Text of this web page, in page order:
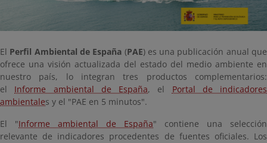
El Perfil Ambiental de España (PAE) es una publicación anual que
ofrece una visión actualizada del estado del medio ambiente en
nuestro país, lo integran tres productos complementarios:
el
Informe ambiental de España, el Portal de indicadores
ambientales y el "PAE en 5 minutos".
El "Informe ambiental de España" contiene una selección
relevante de indicadores procedentes de fuentes oficiales. Los